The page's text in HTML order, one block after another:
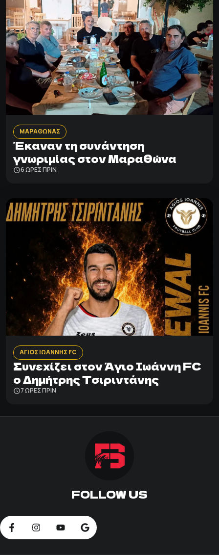
ΜΑΡΑΘΩΝΑΣ
Έκαναν τη συνάντηση
γνωριμίας στον Μαραθώνα
6 ΩΡΕΣ ΠΡΙΝ
ΑΓΙΟΣ ΙΩΑΝΝΗΣ FC
Συνεχίζει στον Άγιο Ιωάννη FC
ο Δημήτρης Τσιριντάνης
7 ΩΡΕΣ ΠΡΙΝ
FOLLOW US